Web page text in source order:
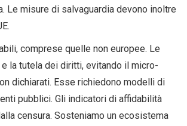
Le misure di salvaguardia devono inoltre
comprese quelle non europee. Le
la tutela dei diritti, evitando il micro-
dichiarati. Esse richiedono modelli di
pubblici. Gli indicatori di affidabilità
censura. Sosteniamo un ecosistema